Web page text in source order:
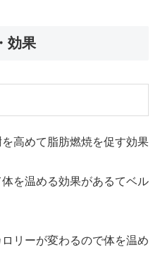
効果
高めて脂肪燃焼を促す効果
を温める効果があるてベル
リーが変わるので体を温め